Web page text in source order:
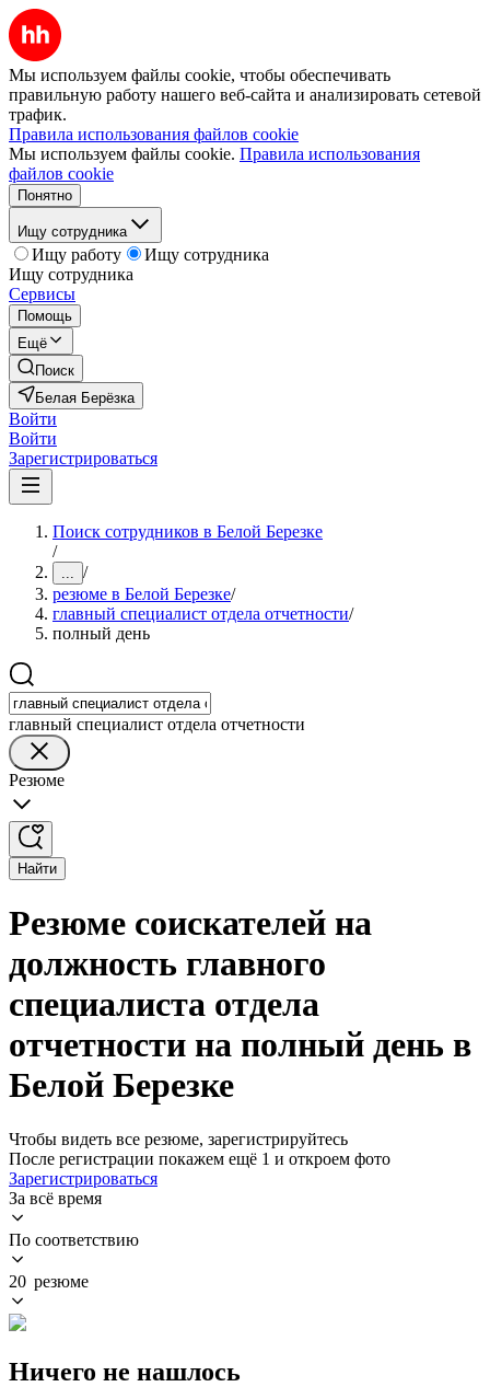
Мы используем файлы cookie, чтобы обеспечивать
правильную работу нашего веб-сайта и анализировать сетевой
трафик.
Правила использования файлов cookie
Мы используем файлы cookie. Правила использования
файлов cookie
Понятно
Ищу сотрудника
Ищу работу
Ищу сотрудника
Ищу сотрудника
Сервисы
Помощь
Ещё
Поиск
Белая Берёзка
Войти
Войти
Зарегистрироваться
Поиск сотрудников в Белой Березке
/
... /
резюме в Белой Березке/
главный специалист отдела отчетности/
полный день
главный специалист отдела отчетности
Резюме
Найти
Резюме соискателей на
должность главного
специалиста отдела
отчетности на полный день в
Белой Березке
Чтобы видеть все резюме, зарегистрируйтесь
После регистрации покажем ещё 1 и откроем фото
Зарегистрироваться
За всё время
По соответствию
20 резюме
Ничего не нашлось